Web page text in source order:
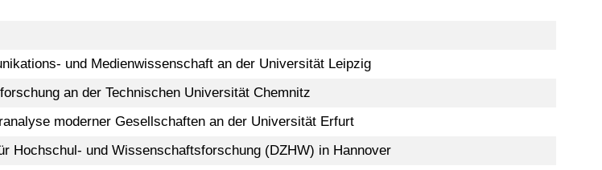
und Medienwissenschaft an der Universität Leipzig
an der Technischen Universität Chemnitz
moderner Gesellschaften an der Universität Erfurt
Hochschul- und Wissenschaftsforschung (DZHW) in Hannover